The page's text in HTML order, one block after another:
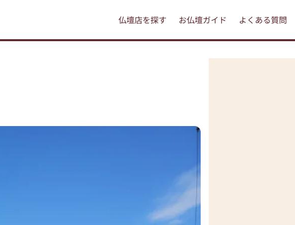
仏壇店を探す お仏壇ガイド よくある質問